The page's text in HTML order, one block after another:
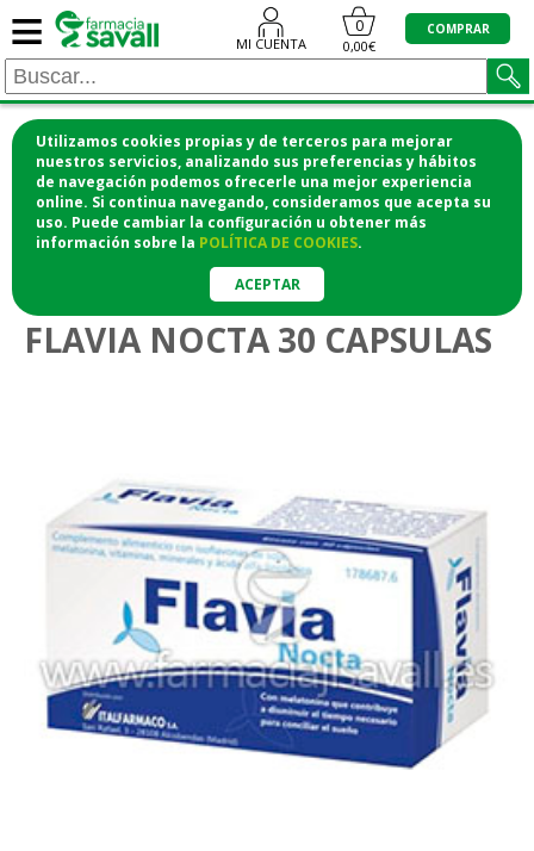
Utilizamos cookies propias y de terceros para mejorar
nuestros servicios, analizando sus preferencias y hábitos
de navegación podemos ofrecerle una mejor experiencia
online. Si continua navegando, consideramos que acepta su
uso. Puede cambiar la configuración u obtener más
información sobre la POLÍTICA DE COOKIES.
ACEPTAR
≡ MI CUENTA
0
0,00€
COMPRAR
¡COMPRA CÓMODAMENTE DESDE CASA Y RECOGE
EN LA FARMACIA!
o si lo prefieres te lo mandamos a casa
> Menopausia
FLAVIA NOCTA 30 CAPSULAS